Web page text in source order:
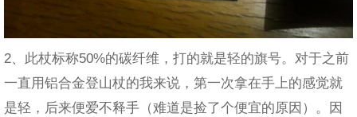
2、此杖标称50%的碳纤维，打的就是轻的旗号。对于之前
一直用铝合金登山杖的我来说，第一次拿在手上的感觉就
是轻，后来便爱不释手（难道是捡了个便宜的原因）。因